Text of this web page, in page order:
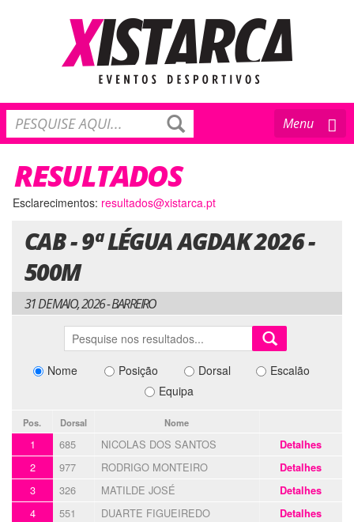
Toggle
navigation
Menu
RESULTADOS
Esclarecimentos: resultados@xistarca.pt
CAB - 9ª LÉGUA AGDAK 2026 -
500M
31 DE MAIO, 2026 - BARREIRO
Nome Posição Dorsal
Escalão
Equipa
Pos. Dorsal Nome
1 685 NICOLAS DOS SANTOS Detalhes
2 977 RODRIGO MONTEIRO Detalhes
3 326 MATILDE JOSÉ Detalhes
4 551 DUARTE FIGUEIREDO Detalhes